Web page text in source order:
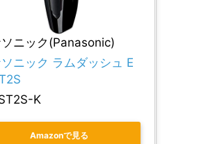
ニック(Panasonic)
ニック ラムダッシュ E
K
Amazonで見る